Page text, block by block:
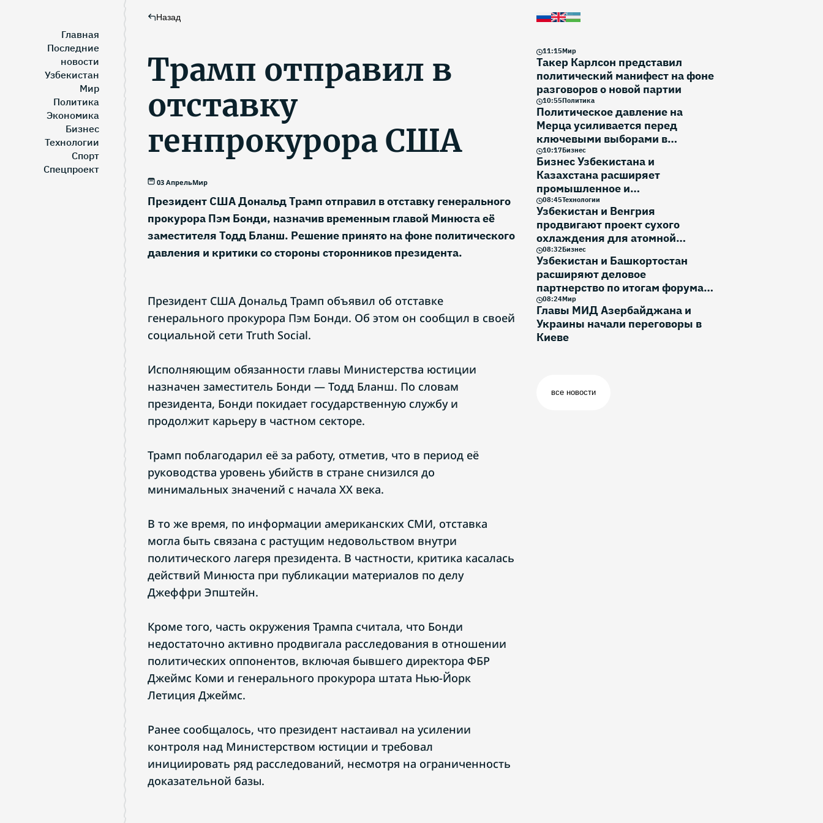
Главная
Последние
новости
Узбекистан
Мир
Политика
Экономика
Бизнес
Технологии
Спорт
Спецпроект
Назад
Трамп отправил в
отставку
генпрокурора США
03 АпрельМир
Президент США Дональд Трамп отправил в отставку генерального
прокурора Пэм Бонди, назначив временным главой Минюста её
заместителя Тодд Бланш. Решение принято на фоне политического
давления и критики со стороны сторонников президента.
Президент США Дональд Трамп объявил об отставке
генерального прокурора Пэм Бонди. Об этом он сообщил в своей
социальной сети Truth Social.
Исполняющим обязанности главы Министерства юстиции
назначен заместитель Бонди — Тодд Бланш. По словам
президента, Бонди покидает государственную службу и
продолжит карьеру в частном секторе.
Трамп поблагодарил её за работу, отметив, что в период её
руководства уровень убийств в стране снизился до
минимальных значений с начала XX века.
В то же время, по информации американских СМИ, отставка
могла быть связана с растущим недовольством внутри
политического лагеря президента. В частности, критика касалась
действий Минюста при публикации материалов по делу
Джеффри Эпштейн.
Кроме того, часть окружения Трампа считала, что Бонди
недостаточно активно продвигала расследования в отношении
политических оппонентов, включая бывшего директора ФБР
Джеймс Коми и генерального прокурора штата Нью-Йорк
Летиция Джеймс.
Ранее сообщалось, что президент настаивал на усилении
контроля над Министерством юстиции и требовал
инициировать ряд расследований, несмотря на ограниченность
доказательной базы.
11:15Мир
Такер Карлсон представил
политический манифест на фоне
разговоров о новой партии
10:55Политика
Политическое давление на
Мерца усиливается перед
ключевыми выборами в
Германии
10:17Бизнес
Бизнес Узбекистана и
Казахстана расширяет
промышленное и
инвестиционное сотрудничество
08:45Технологии
Узбекистан и Венгрия
продвигают проект сухого
охлаждения для атомной
энергетики
08:32Бизнес
Узбекистан и Башкортостан
расширяют деловое
партнерство по итогам форума в
Уфе
08:24Мир
Главы МИД Азербайджана и
Украины начали переговоры в
Киеве
все новости